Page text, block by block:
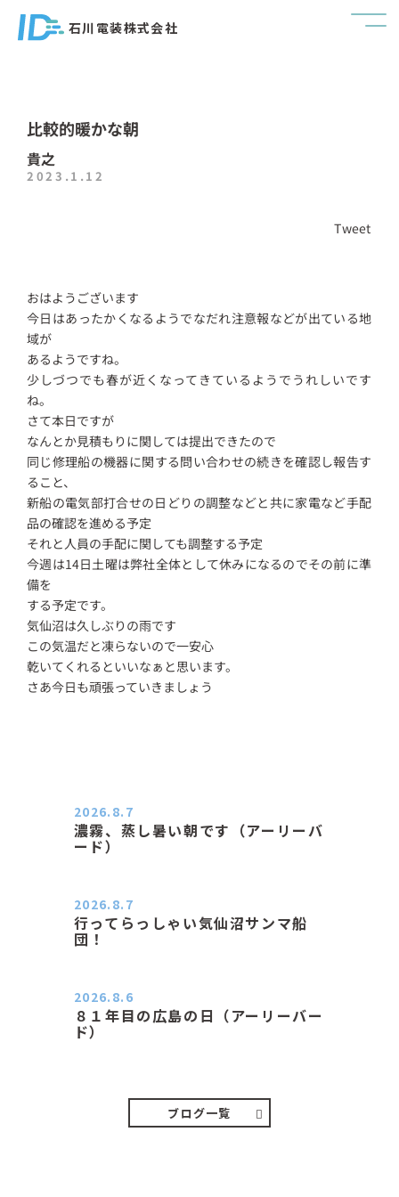
石川電装株式会社
比較的暖かな朝
貴之
2023.1.12
Tweet
おはようございます
今日はあったかくなるようでなだれ注意報などが出ている地
域が
あるようですね。
少しづつでも春が近くなってきているようでうれしいです
ね。
さて本日ですが
なんとか見積もりに関しては提出できたので
同じ修理船の機器に関する問い合わせの続きを確認し報告す
ること、
新船の電気部打合せの日どりの調整などと共に家電など手配
品の確認を進める予定
それと人員の手配に関しても調整する予定
今週は14日土曜は弊社全体として休みになるのでその前に準
備を
する予定です。
気仙沼は久しぶりの雨です
この気温だと凍らないので一安心
乾いてくれるといいなぁと思います。
さあ今日も頑張っていきましょう
濃霧、蒸し暑い朝です（アーリーバ
ード）
2026.8.7
行ってらっしゃい気仙沼サンマ船
団！
2026.8.7
８１年目の広島の日（アーリーバー
ド）
2026.8.6
ブログ一覧